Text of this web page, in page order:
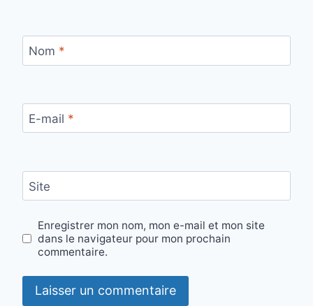
Nom *
E-mail *
Site
Enregistrer mon nom, mon e-mail et mon site
dans le navigateur pour mon prochain
commentaire.